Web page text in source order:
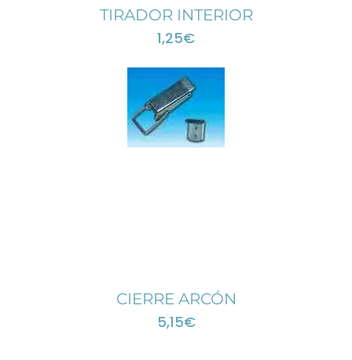
TIRADOR INTERIOR
1,25€
CIERRE ARCÓN
5,15€